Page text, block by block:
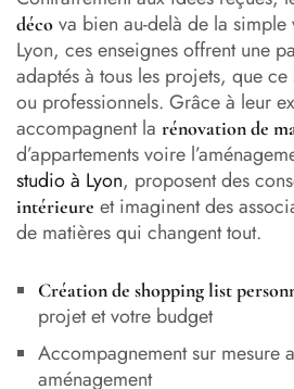
déco va bien au-delà de la simple
Lyon, ces enseignes offrent une
adaptés à tous les projets, que
ou professionnels. Grâce à leur
accompagnent la rénovation de
d’appartements voire
studio à Lyon, proposent des
intérieure et imaginent des
de matières qui changent tout.
Création de shopping list
projet et votre budget
Accompagnement sur mesure
aménagement